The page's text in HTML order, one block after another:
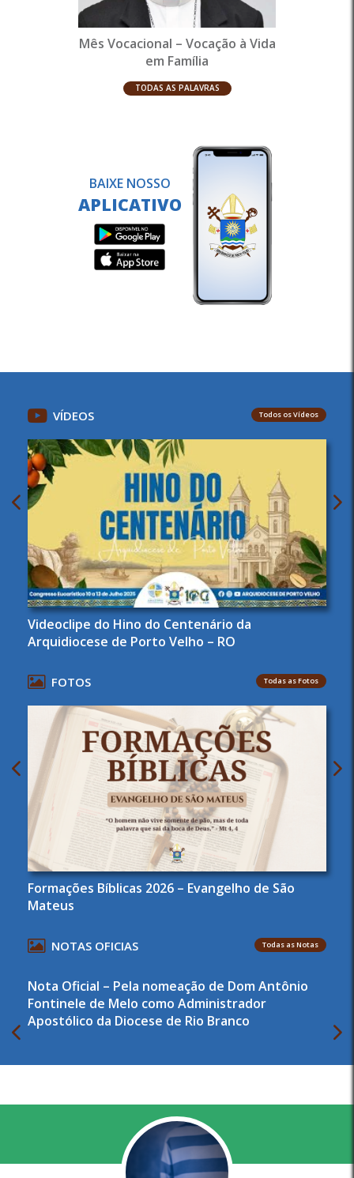
Mês Vocacional – Vocação à Vida
em Família
TODAS AS PALAVRAS
BAIXE NOSSO
APLICATIVO
VÍDEOS Todos os Vídeos
Videoclipe do Hino do Centenário da
Arquidiocese de Porto Velho – RO
FOTOS Todas as Fotos
Formações Bíblicas 2026 – Evangelho de São
Mateus
NOTAS OFICIAS Todas as Notas
Nota Oficial – Pela nomeação de Dom Antônio
Fontinele de Melo como Administrador
Apostólico da Diocese de Rio Branco